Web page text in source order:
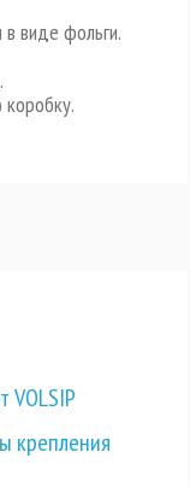
виде фольги.
VOLSIP
крепления